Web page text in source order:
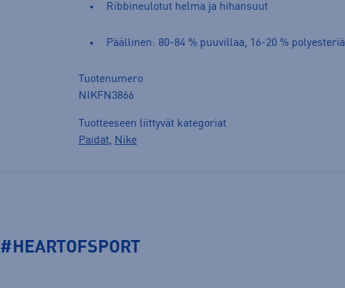
Ribbineulotut helma ja hihansuut
Päällinen: 80-84 % puuvillaa, 16-20 % polyesteriä
Tuotenumero
NIKFN3866
Tuotteeseen liittyvät kategoriat
Paidat, Nike
#HEARTOFSPORT